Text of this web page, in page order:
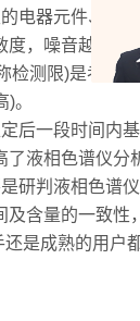
器元件、温度
，噪音越大，
限)是考核液
。
一段时间内基
液相色谱仪分
判液相色谱仪
含量的一致性
成熟的用户